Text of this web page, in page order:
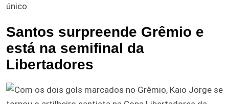
único.
Santos surpreende Grêmio e
está na semifinal da
Libertadores